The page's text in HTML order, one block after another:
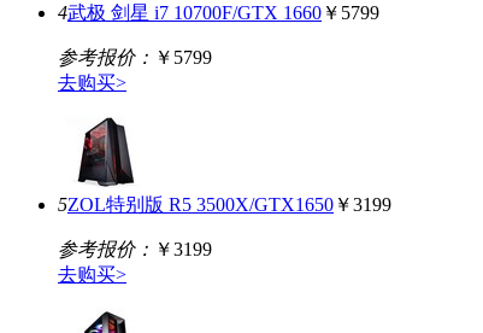
4武极 剑星 i7 10700F/GTX 1660 ￥5799
参考报价： ￥5799
去购买>
5ZOL特别版 R5 3500X/GTX1650 ￥3199
参考报价： ￥3199
去购买>